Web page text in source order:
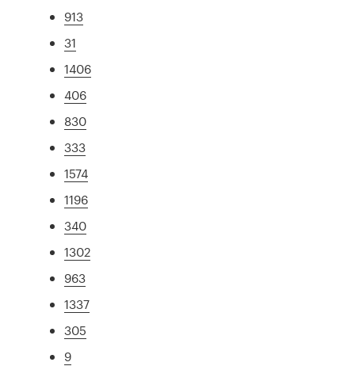
913
31
1406
406
830
333
1574
1196
340
1302
963
1337
305
9